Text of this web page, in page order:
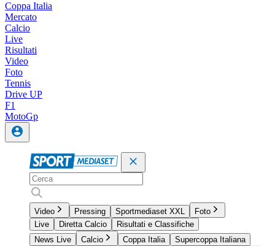
Coppa Italia
Mercato
Calcio
Live
Risultati
Video
Foto
Tennis
Drive UP
F1
MotoGp
Video Pressing Sportmediaset XXL
Foto
Live
Diretta Calcio
Risultati e Classifiche
News Live
Calcio Coppa Italia
Supercoppa Italiana